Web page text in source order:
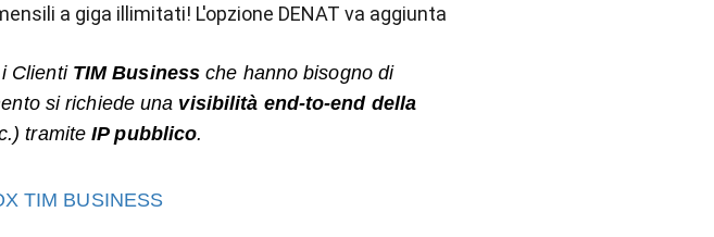
a giga illimitati! L'opzione DENAT va aggiunta
Clienti TIM Business che hanno bisogno di
si richiede una visibilità end-to-end della
tramiteIP pubblico.
TIM BUSINESS